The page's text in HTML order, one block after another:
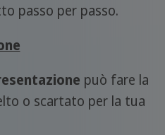
passo per passo.
può fare la
o scartato per la tua